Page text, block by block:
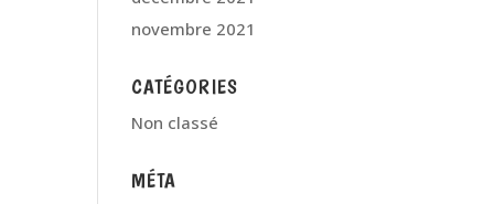
novembre 2021
CATÉGORIES
Non classé
MÉTA